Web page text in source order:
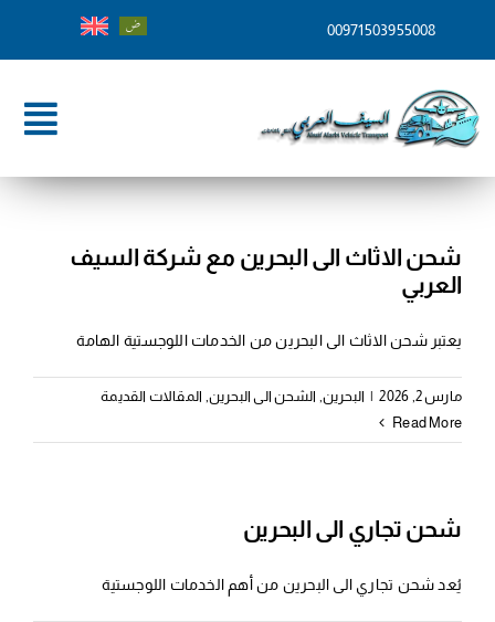
00971503955008
الرئيسية
شحن الاثاث الى البحرين مع شركة السيف
العربي
يعتبر شحن الاثاث الى البحرين من الخدمات اللوجستية الهامة
مارس 2, 2026 | البحرين الشحن الى البحرين المقالات القديمة
Read More
شحن تجاري الى البحرين
يُعد شحن تجاري الى البحرين من أهم الخدمات اللوجستية